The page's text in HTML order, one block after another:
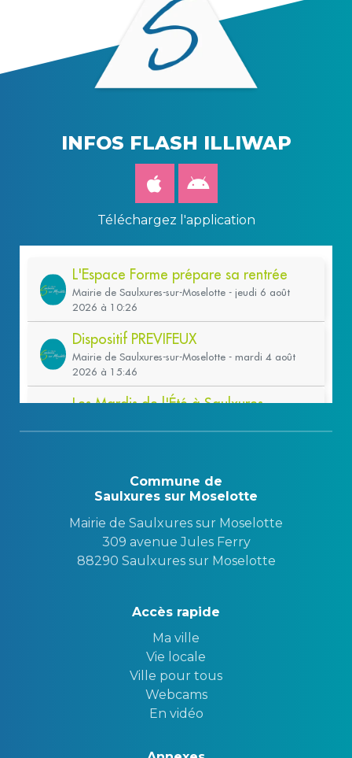
INFOS FLASH ILLIWAP
Téléchargez l'application
Commune de
Saulxures sur Moselotte
Mairie de Saulxures sur Moselotte
309 avenue Jules Ferry
88290 Saulxures sur Moselotte
Accès rapide
Ma ville
Vie locale
Ville pour tous
Webcams
En vidéo